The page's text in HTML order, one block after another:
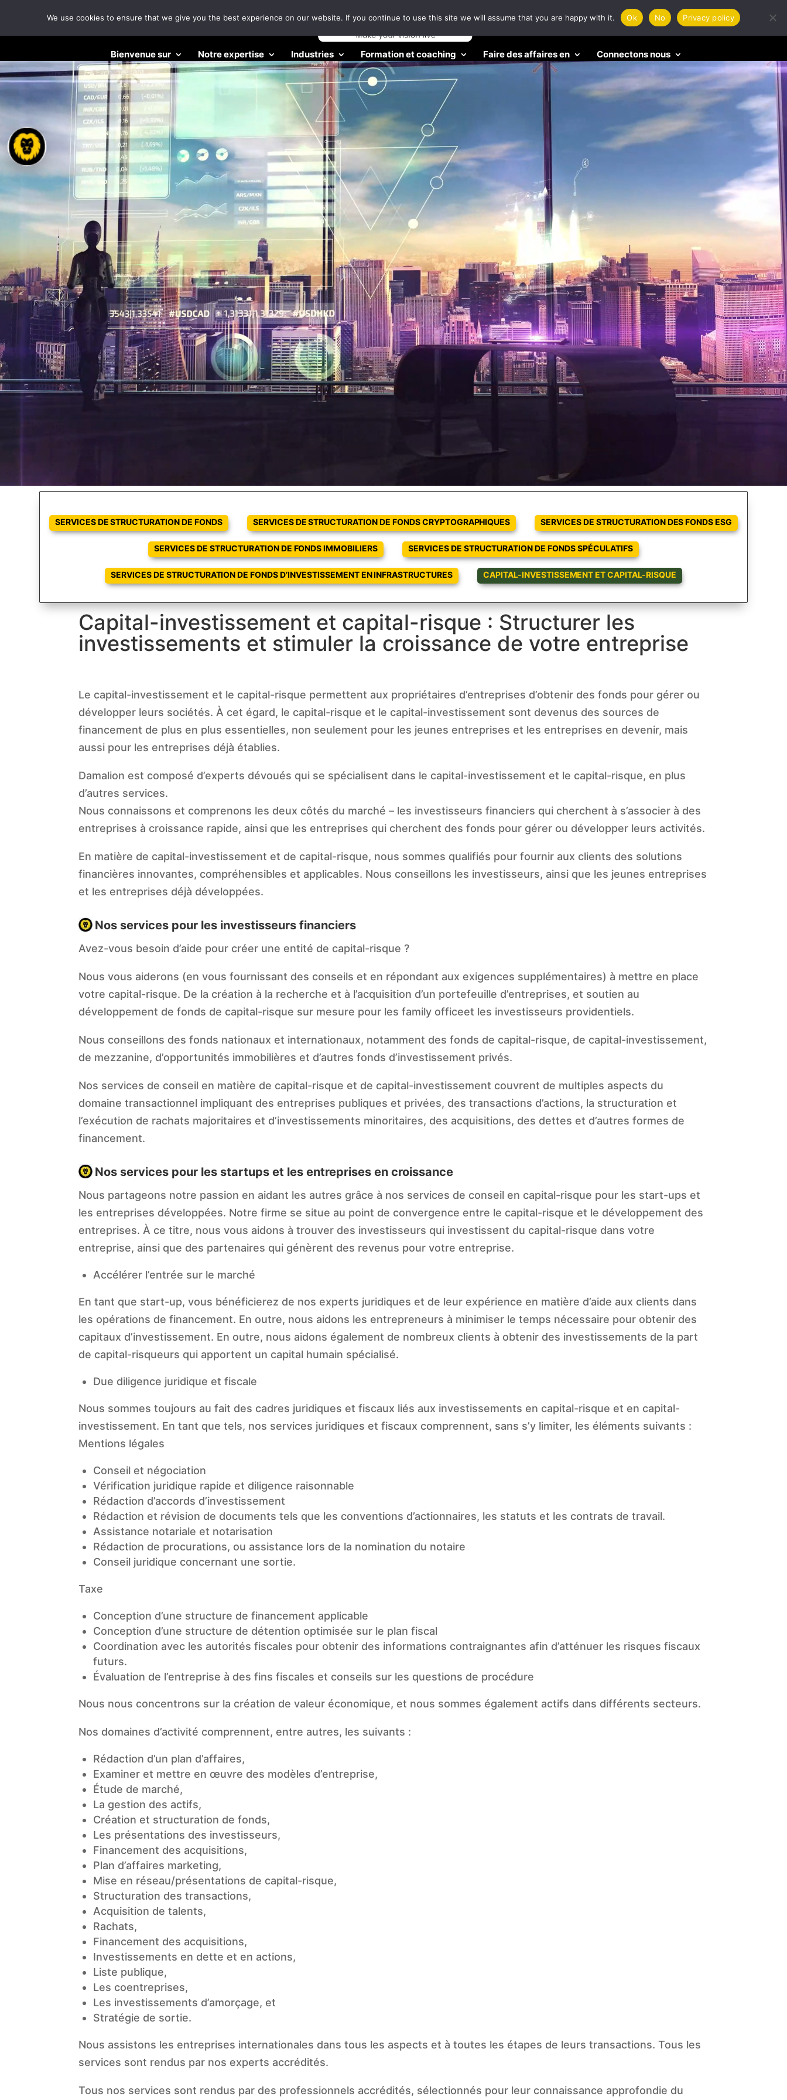
Bienvenue sur Notre expertise Industries Formation et coaching Faire des affaires en Connectons nous
Lecteur
SERVICES DE STRUCTURATION DE FONDS SERVICES DE STRUCTURATION DE FONDS CRYPTOGRAPHIQUES SERVICES DE STRUCTURATION DES FONDS ESG
SERVICES DE STRUCTURATION DE FONDS IMMOBILIERS SERVICES DE STRUCTURATION DE FONDS SPÉCULATIFS
SERVICES DE STRUCTURATION DE FONDS D’INVESTISSEMENT EN INFRASTRUCTURES CAPITAL-INVESTISSEMENT ET CAPITAL-RISQUE
Capital-investissement et capital-risque : Structurer les
investissements et stimuler la croissance de votre entreprise
Le capital-investissement et le capital-risque permettent aux propriétaires d’entreprises d’obtenir des fonds pour gérer ou
développer leurs sociétés. À cet égard, le capital-risque et le capital-investissement sont devenus des sources de
financement de plus en plus essentielles, non seulement pour les jeunes entreprises et les entreprises en devenir, mais
aussi pour les entreprises déjà établies.
Damalion est composé d’experts dévoués qui se spécialisent dans le capital-investissement et le capital-risque, en plus
d’autres services.
Nous connaissons et comprenons les deux côtés du marché – les investisseurs financiers qui cherchent à s’associer à des
entreprises à croissance rapide, ainsi que les entreprises qui cherchent des fonds pour gérer ou développer leurs activités.
En matière de capital-investissement et de capital-risque, nous sommes qualifiés pour fournir aux clients des solutions
financières innovantes, compréhensibles et applicables. Nous conseillons les investisseurs, ainsi que les jeunes entreprises
et les entreprises déjà développées.
Nos services pour les investisseurs financiers
Avez-vous besoin d’aide pour créer une entité de capital-risque ?
Nous vous aiderons (en vous fournissant des conseils et en répondant aux exigences supplémentaires) à mettre en place
votre capital-risque. De la création à la recherche et à l’acquisition d’un portefeuille d’entreprises, et soutien au
développement de fonds de capital-risque sur mesure pour les family officeet les investisseurs providentiels.
Nous conseillons des fonds nationaux et internationaux, notamment des fonds de capital-risque, de capital-investissement,
de mezzanine, d’opportunités immobilières et d’autres fonds d’investissement privés.
Nos services de conseil en matière de capital-risque et de capital-investissement couvrent de multiples aspects du
domaine transactionnel impliquant des entreprises publiques et privées, des transactions d’actions, la structuration et
l’exécution de rachats majoritaires et d’investissements minoritaires, des acquisitions, des dettes et d’autres formes de
financement.
Nos services pour les startups et les entreprises en croissance
Nous partageons notre passion en aidant les autres grâce à nos services de conseil en capital-risque pour les start-ups et
les entreprises développées. Notre firme se situe au point de convergence entre le capital-risque et le développement des
entreprises. À ce titre, nous vous aidons à trouver des investisseurs qui investissent du capital-risque dans votre
entreprise, ainsi que des partenaires qui génèrent des revenus pour votre entreprise.
Accélérer l’entrée sur le marché
En tant que start-up, vous bénéficierez de nos experts juridiques et de leur expérience en matière d’aide aux clients dans
les opérations de financement. En outre, nous aidons les entrepreneurs à minimiser le temps nécessaire pour obtenir des
capitaux d’investissement. En outre, nous aidons également de nombreux clients à obtenir des investissements de la part
de capital-risqueurs qui apportent un capital humain spécialisé.
Due diligence juridique et fiscale
Nous sommes toujours au fait des cadres juridiques et fiscaux liés aux investissements en capital-risque et en capital-
investissement. En tant que tels, nos services juridiques et fiscaux comprennent, sans s’y limiter, les éléments suivants :
Mentions légales
Conseil et négociation
Vérification juridique rapide et diligence raisonnable
Rédaction d’accords d’investissement
Rédaction et révision de documents tels que les conventions d’actionnaires, les statuts et les contrats de travail.
Assistance notariale et notarisation
Rédaction de procurations, ou assistance lors de la nomination du notaire
Conseil juridique concernant une sortie.
Taxe
Conception d’une structure de financement applicable
Conception d’une structure de détention optimisée sur le plan fiscal
Coordination avec les autorités fiscales pour obtenir des informations contraignantes afin d’atténuer les risques fiscaux
futurs.
Évaluation de l’entreprise à des fins fiscales et conseils sur les questions de procédure
Nous nous concentrons sur la création de valeur économique, et nous sommes également actifs dans différents secteurs.
Nos domaines d’activité comprennent, entre autres, les suivants :
Rédaction d’un plan d’affaires,
Examiner et mettre en œuvre des modèles d’entreprise,
Étude de marché,
La gestion des actifs,
Création et structuration de fonds,
Les présentations des investisseurs,
Financement des acquisitions,
Plan d’affaires marketing,
Mise en réseau/présentations de capital-risque,
Structuration des transactions,
Acquisition de talents,
Rachats,
Financement des acquisitions,
Investissements en dette et en actions,
Liste publique,
Les coentreprises,
Les investissements d’amorçage, et
Stratégie de sortie.
Nous assistons les entreprises internationales dans tous les aspects et à toutes les étapes de leurs transactions. Tous les
services sont rendus par nos experts accrédités.
Tous nos services sont rendus par des professionnels accrédités, sélectionnés pour leur connaissance approfondie du
We use cookies to ensure that we give you the best experience on our website. If you continue to use this site we will assume that you are happy with it. Ok No Privacy policy